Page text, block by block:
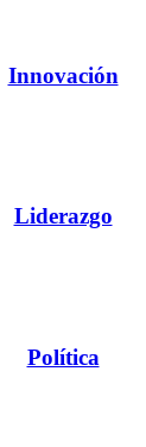
Innovación
Liderazgo
Política